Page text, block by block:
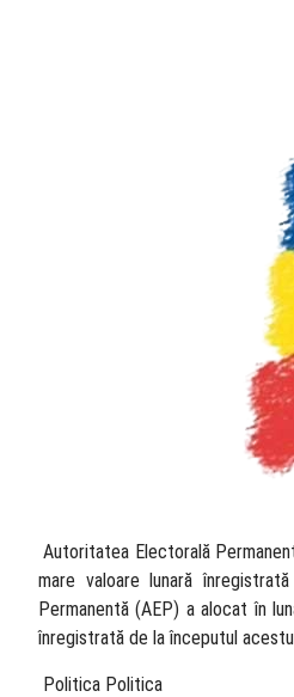
Autoritatea Electorală
mare valoare lunară
Permanentă (AEP) a alocat în
înregistrată de la începutul
​ Politica Politica